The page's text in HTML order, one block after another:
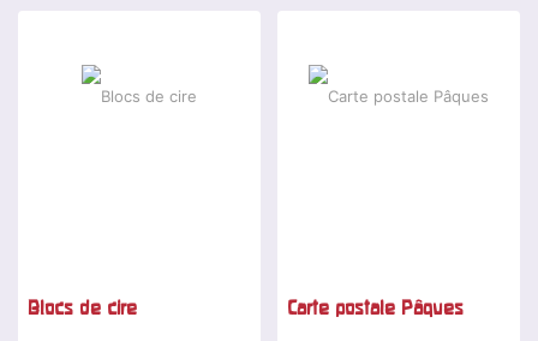
Blocs de cire Carte postale Pâques